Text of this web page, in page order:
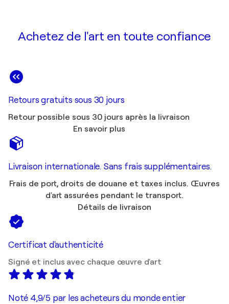
Achetez de l'art en toute confiance
Retours gratuits sous 30 jours
Retour possible sous 30 jours après la livraison
En savoir plus
Livraison internationale. Sans frais supplémentaires.
Frais de port, droits de douane et taxes inclus. Œuvres
d'art assurées pendant le transport.
Détails de livraison
Certificat d'authenticité
Signé et inclus avec chaque œuvre d'art
Noté 4,9/5 par les acheteurs du monde entier